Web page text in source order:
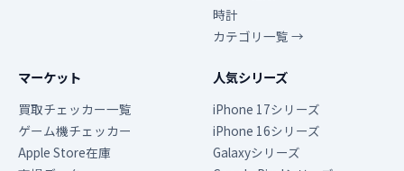
時計
カテゴリ一覧 →
マーケット
買取チェッカー一覧
ゲーム機チェッカー
Apple Store在庫
人気シリーズ
iPhone 17シリーズ
iPhone 16シリーズ
Galaxyシリーズ